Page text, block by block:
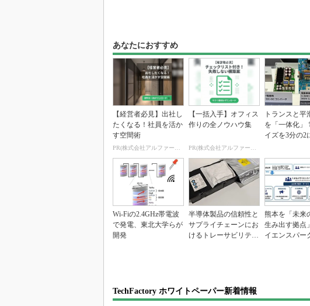
あなたにおすすめ
【経営者必見】出社し
たくなる！社員を活か
す空間術
PR(株式会社アルファーテクノ)
【一括入手】オフィス
作りの全ノウハウ集
PR(株式会社アルファーテクノ)
トランスと平
を「一体化」
イズを3分の2
Wi-Fiの2.4GHz帯電波
で発電、東北大学らが
開発
半導体製品の信頼性と
サプライチェーンにお
けるトレーサビリティ
熊本を「未来
生み出す拠
イエンスパー
TechFactory ホワイトペーパー新着情報